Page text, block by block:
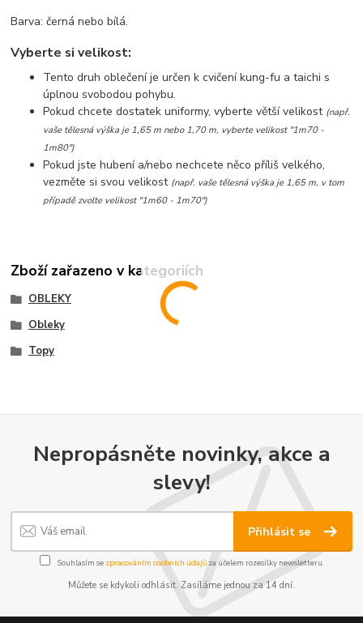
Barva: černá nebo bílá.
Vyberte si velikost:
Tento druh oblečení je určen k cvičení kung-fu a taichi s
úplnou svobodou pohybu.
Pokud chcete dostatek uniformy, vyberte větší velikost (např.
vaše tělesná výška je 1,65 m nebo 1,70 m, vyberte velikost "1m70 -
1m80")
Pokud jste hubení a/nebo nechcete něco příliš velkého,
vezměte si svou velikost (např. vaše tělesná výška je 1,65 m, v tom
případě zvolte velikost "1m60 - 1m70")
Zboží zařazeno v kategoriích
OBLEKY
Obleky
Topy
Nepropásněte novinky, akce a
slevy!
Přihlásit se
Souhlasím se zpracováním osobních údajůza účelem rozesílky newsletteru.
Můžete se kdykoli odhlásit. Zasíláme jednou za 14 dní.